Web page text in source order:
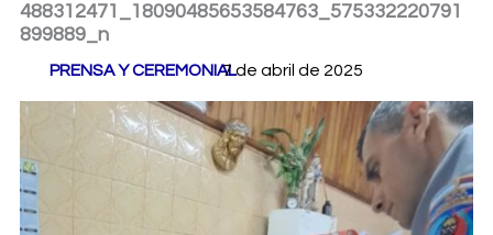
488312471_18090485653584763_575332220791
899889_n
PRENSA Y CEREMONIAL/
7 de abril de 2025